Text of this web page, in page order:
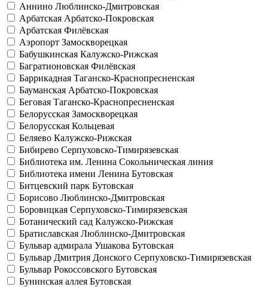
Аннино Люблинско-Дмитровская
Арбатская Арбатско-Покровская
Арбатская Филёвская
Аэропорт Замоскворецкая
Бабушкинская Калужско-Рижская
Багратионовская Филёвская
Баррикадная Таганско-Краснопресненская
Бауманская Арбатско-Покровская
Беговая Таганско-Краснопресненская
Белорусская Замоскворецкая
Белорусская Кольцевая
Беляево Калужско-Рижская
Бибирево Серпуховско-Тимирязевская
Библиотека им. Ленина Сокольническая линия
Библиотека имени Ленина Бутовская
Битцевский парк Бутовская
Борисово Люблинско-Дмитровская
Боровицкая Серпуховско-Тимирязевская
Ботанический сад Калужско-Рижская
Братиславская Люблинско-Дмитровская
Бульвар адмирала Ушакова Бутовская
Бульвар Дмитрия Донского Серпуховско-Тимирязевская
Бульвар Рокоссовского Бутовская
Бунинская аллея Бутовская